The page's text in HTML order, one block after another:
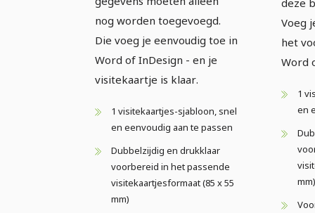
nog worden toegevoegd.
Die voeg je eenvoudig toe in
Word of InDesign - en je
visitekaartje is klaar.
1 visitekaartjes-sjabloon, snel
en eenvoudig aan te passen
Dubbelzijdig en drukklaar
voorbereid in het passende
visitekaartjesformaat (85 x 55
mm)
Voeg
het
Word
1
en
mm)